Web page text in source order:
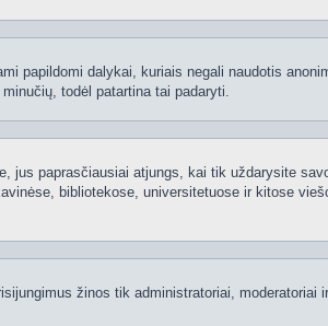
papildomi dalykai, kuriais negali naudotis
todėl patartina tai padaryti.
jus paprasčiausiai atjungs, kai tik uždarysite
bibliotekose, universitetuose ir kitose
žinos tik administratoriai, moderatoriai